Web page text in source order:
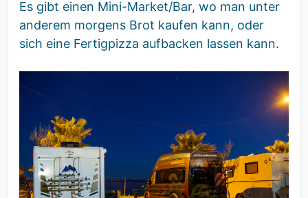
Es gibt einen Mini-Market/Bar, wo man unter
anderem morgens Brot kaufen kann, oder
sich eine Fertigpizza aufbacken lassen kann.